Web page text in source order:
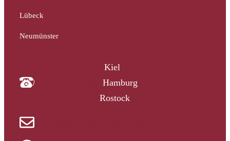
Lübeck
Neumünster
Kiel
Hamburg
Rostock